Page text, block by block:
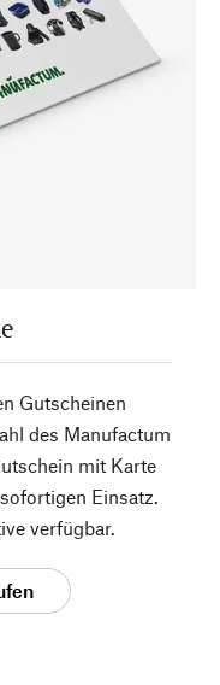
Gutscheinen
des Manufactum
mit Karte
Einsatz.
verfügbar.